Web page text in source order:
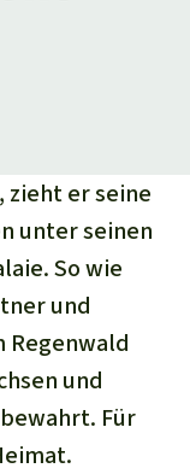
er seine
unter seinen
So wie
und
Regenwald
und
Für